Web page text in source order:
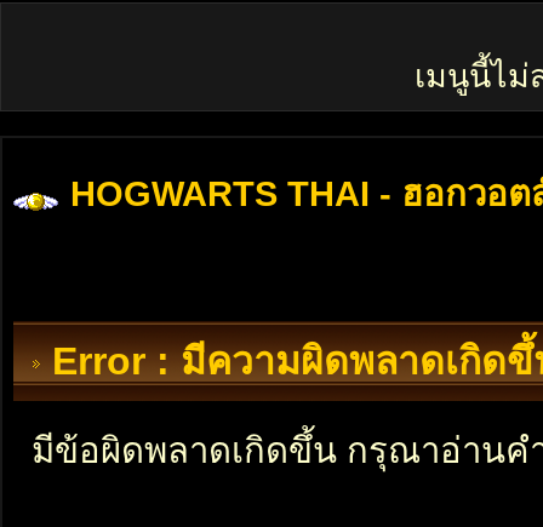
เมนูนี้ไม่
HOGWARTS THAI - ฮอกวอต
Error : มีความผิดพลาดเกิดขึ้
มีข้อผิดพลาดเกิดขึ้น กรุณาอ่านค